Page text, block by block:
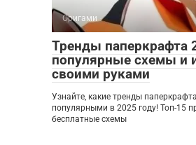
Оригами
Тренды паперкрафта
популярные схемы и
своими руками
Узнайте, какие тренды
популярными в 2025 году! Топ-15
бесплатные схемы